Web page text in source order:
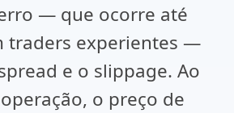
— que ocorre até
traders experientes —
e o slippage. Ao
o preço de